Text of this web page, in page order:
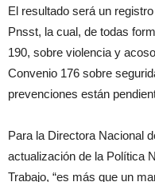
El resultado será un
Pnsst, la cual, de todas
190, sobre violencia y
Convenio 176 sobre
prevenciones están
Para la Directora Nacional
actualización de la Política
Trabajo, “es más que un